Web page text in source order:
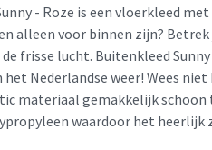
- Roze is een vloerkleed
alleen voor binnen zijn?
frisse lucht. Buitenkleed
Nederlandse weer! Wees
materiaal gemakkelijk schoon
waardoor het heerlijk